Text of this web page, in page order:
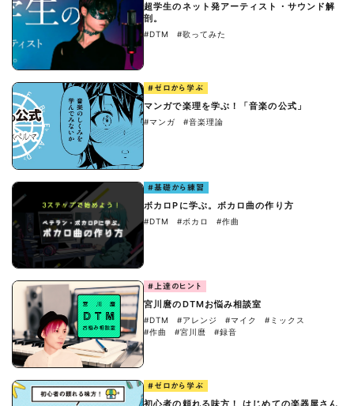
超学生のネット発アーティスト・サウンド解
剖。
#DTM #歌ってみた
#ゼロから学ぶ
マンガで楽理を学ぶ！「音楽の公式」
#マンガ #音楽理論
#基礎から練習
ボカロPに学ぶ。ボカロ曲の作り方
#DTM #ボカロ #作曲
#上達のヒント
宮川麿のDTMお悩み相談室
#DTM #アレンジ #マイク
#ミックス
#作曲
#宮川麿 #録音
#ゼロから学ぶ
初心者の頼れる味方！ はじめての楽器屋さん